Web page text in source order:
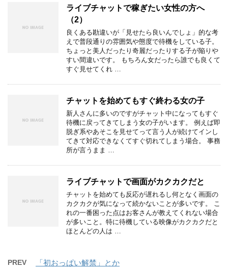
ライブチャットで稼ぎたい女性の方へ
（2）
良くある勘違いが「見せたら良いんでしょ」的な考
えで普段通りの雰囲気や態度で待機をしている子。
ちょっと美人だったり奇麗だったりする子が陥りや
すい間違いです。 もちろん女だったら誰でも良くて
すぐ見せてくれ …
チャットを始めてもすぐ終わる女の子
新人さんに多いのですがチャット中になってもすぐ
待機に戻ってきてしまう女の子がいます。 例えば即
脱ぎ系やあそこを見せてって言う人が続けてインし
てきて対応できなくてすぐ切れてしまう場合。 事務
所が言うまま …
ライブチャットで画面がカクカクだと
チャットを始めても反応が遅れるし何となく画面の
カクカクが気になって続かないことが多いです。 こ
れの一番困った点はお客さんが教えてくれない場合
が多いこと。特に待機している映像がカクカクだと
ほとんどの人は …
PREV 「初おっぱい解禁」とか